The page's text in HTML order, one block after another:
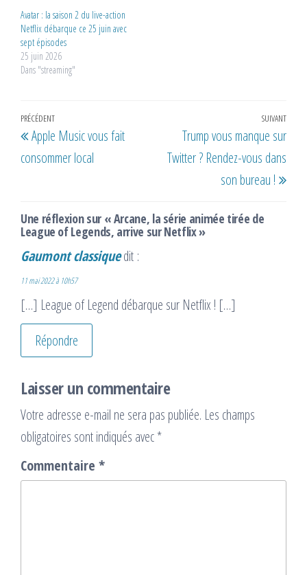
Avatar : la saison 2 du live-action
Netflix débarque ce 25 juin avec
sept épisodes
25 juin 2026
Dans "streaming"
Navigation
de
l’article
Article
précédent
PRÉCÉDENT
Apple Music vous fait
consommer local
SUIVANT
Trump vous manque sur
Twitter ? Rendez-vous dans
son bureau !
Une réflexion sur « Arcane, la série animée tirée de
League of Legends, arrive sur Netflix »
Gaumont classiquedit :
11 mai 2022 à 10h57
[…] League of Legend débarque sur Netflix ! […]
Répondre
Laisser un commentaire
Votre adresse e-mail ne sera pas publiée. Les champs
obligatoires sont indiqués avec*
Commentaire *